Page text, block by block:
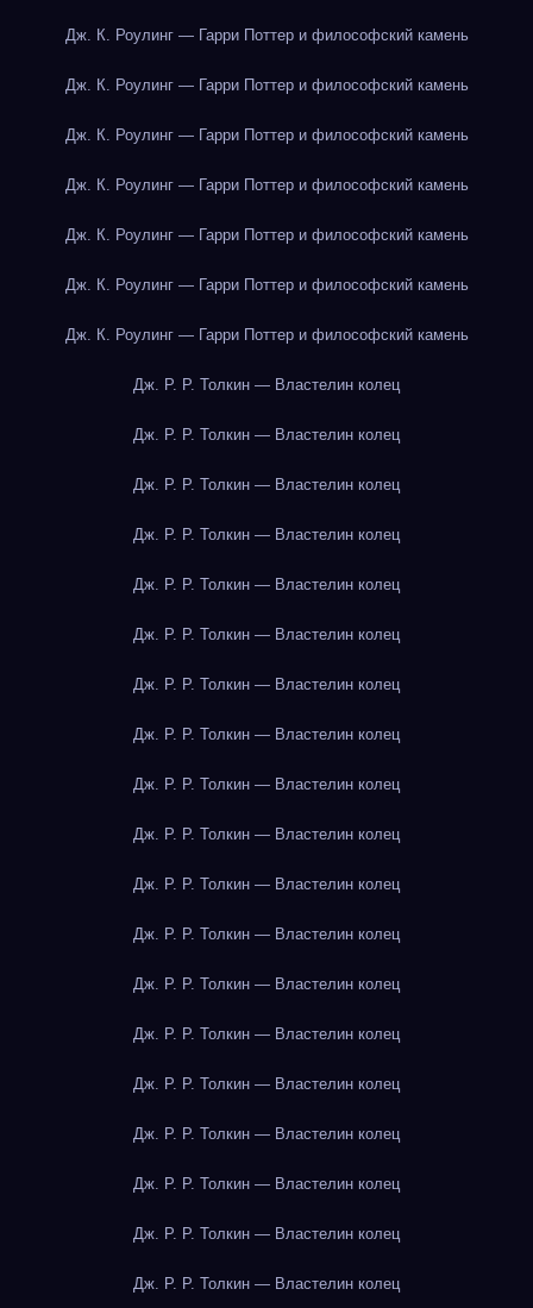
Дж. К. Роулинг — Гарри Поттер и философский камень
Дж. К. Роулинг — Гарри Поттер и философский камень
Дж. К. Роулинг — Гарри Поттер и философский камень
Дж. К. Роулинг — Гарри Поттер и философский камень
Дж. К. Роулинг — Гарри Поттер и философский камень
Дж. К. Роулинг — Гарри Поттер и философский камень
Дж. К. Роулинг — Гарри Поттер и философский камень
Дж. Р. Р. Толкин — Властелин колец
Дж. Р. Р. Толкин — Властелин колец
Дж. Р. Р. Толкин — Властелин колец
Дж. Р. Р. Толкин — Властелин колец
Дж. Р. Р. Толкин — Властелин колец
Дж. Р. Р. Толкин — Властелин колец
Дж. Р. Р. Толкин — Властелин колец
Дж. Р. Р. Толкин — Властелин колец
Дж. Р. Р. Толкин — Властелин колец
Дж. Р. Р. Толкин — Властелин колец
Дж. Р. Р. Толкин — Властелин колец
Дж. Р. Р. Толкин — Властелин колец
Дж. Р. Р. Толкин — Властелин колец
Дж. Р. Р. Толкин — Властелин колец
Дж. Р. Р. Толкин — Властелин колец
Дж. Р. Р. Толкин — Властелин колец
Дж. Р. Р. Толкин — Властелин колец
Дж. Р. Р. Толкин — Властелин колец
Дж. Р. Р. Толкин — Властелин колец